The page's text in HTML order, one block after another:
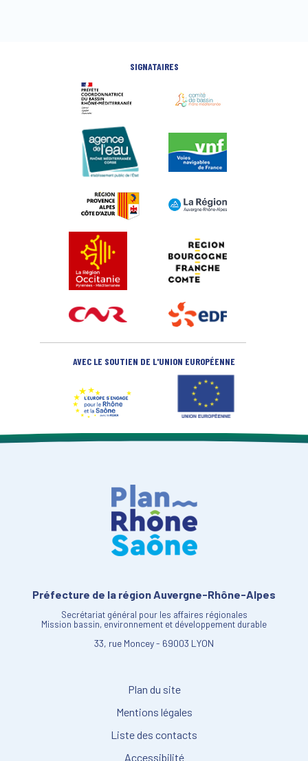
SIGNATAIRES
AVEC LE SOUTIEN DE L'UNION EUROPÉENNE
Préfecture de la région Auvergne-Rhône-Alpes
Secrétariat général pour les affaires régionales
Mission bassin, environnement et développement durable
33, rue Moncey - 69003 LYON
Plan du site
Mentions légales
Liste des contacts
Accessibilité